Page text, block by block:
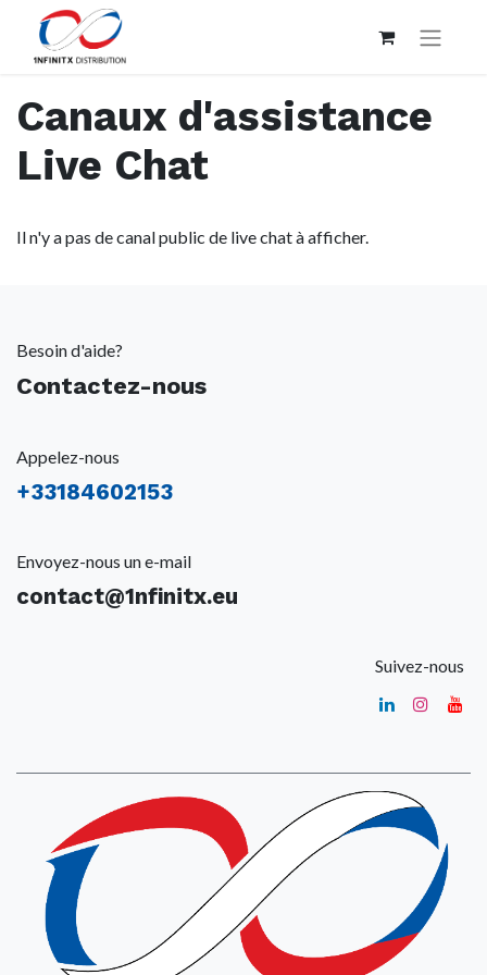
Canaux d'assistance
Live Chat
Il n'y a pas de canal public de live chat à afficher.
Besoin d'aide?
Contactez-nous
Appelez-nous
+33184602153
Envoyez-nous un e-mail
contact@1nfinitx.eu
Suivez-nous